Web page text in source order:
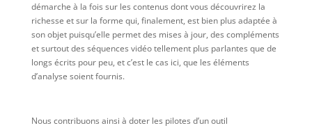
démarche à la fois sur les contenus dont vous découvrirez la
richesse et sur la forme qui, finalement, est bien plus adaptée à
son objet puisqu’elle permet des mises à jour, des compléments
et surtout des séquences vidéo tellement plus parlantes que de
longs écrits pour peu, et c’est le cas ici, que les éléments
d’analyse soient fournis.
Nous contribuons ainsi à doter les pilotes d’un outil